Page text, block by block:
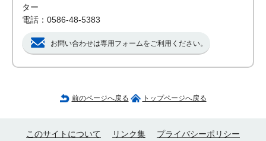
ター
電話：0586-48-5383
お問い合わせは専用フォームをご利用ください。
前のページへ戻る トップページへ戻る
このサイトについて リンク集
プライバシーポリシー